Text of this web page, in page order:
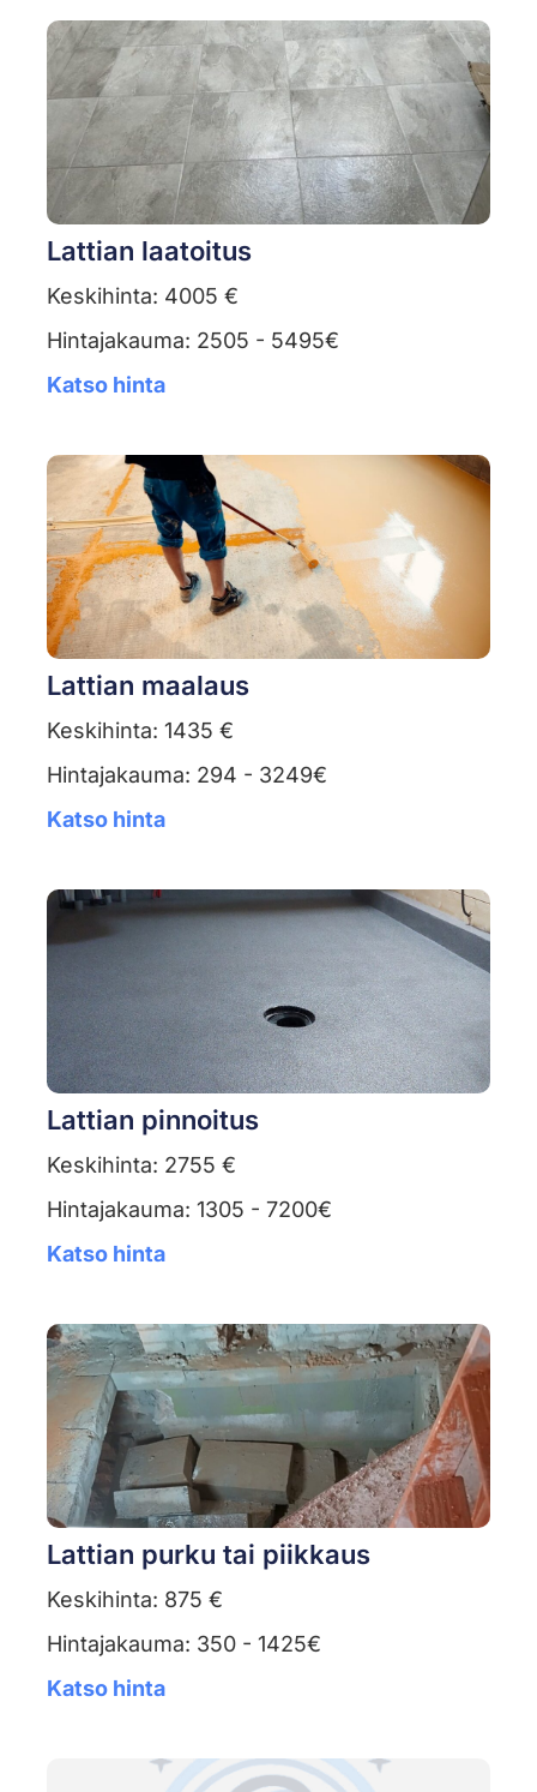
Lattian laatoitus
Keskihinta: 4005 €
Hintajakauma: 2505 - 5495€
Katso hinta
Lattian maalaus
Keskihinta: 1435 €
Hintajakauma: 294 - 3249€
Katso hinta
Lattian pinnoitus
Keskihinta: 2755 €
Hintajakauma: 1305 - 7200€
Katso hinta
Lattian purku tai piikkaus
Keskihinta: 875 €
Hintajakauma: 350 - 1425€
Katso hinta